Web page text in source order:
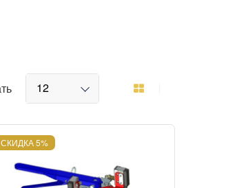
12
СКИДКА 5%